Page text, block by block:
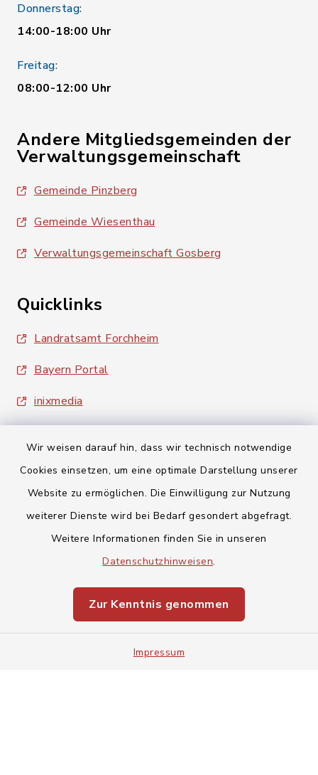
Wir weisen darauf hin, dass wir technisch notwendige
Cookies einsetzen, um eine optimale Darstellung unserer
Website zu ermöglichen. Die Einwilligung zur Nutzung
weiterer Dienste wird bei Bedarf gesondert abgefragt.
Weitere Informationen finden Sie in unseren
Datenschutzhinweisen.
Zur Kenntnis genommen
Impressum
Donnerstag:
14:00-18:00 Uhr
Freitag:
08:00-12:00 Uhr
Andere Mitgliedsgemeinden der
Verwaltungsgemeinschaft
Gemeinde Pinzberg
Gemeinde Wiesenthau
Verwaltungsgemeinschaft Gosberg
Quicklinks
Landratsamt Forchheim
Bayern Portal
inixmedia
Barrierefreiheit
Impressum
Sitemap